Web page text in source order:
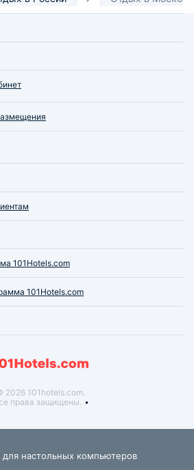
101Hotels.com
101Hotels.com
2026 101hotels.com.
права защищены.
для настольных компьютеров